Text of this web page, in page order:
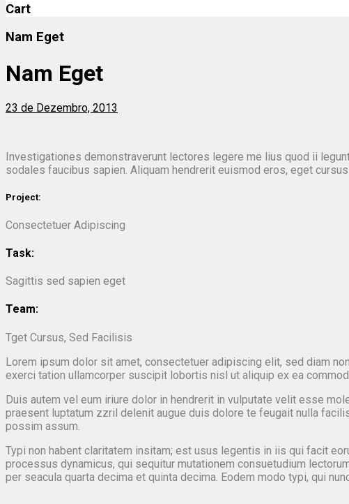
Cart
Nam Eget
Nam Eget
23 de Dezembro, 2013
Investigationes demonstraverunt lectores legere me lius quod ii
sodales faucibus sapien. Aliquam hendrerit euismod eros, eget
Project:
Consectetuer Adipiscing
Task:
Sagittis sed sapien eget
Team:
Tget Cursus, Sed Facilisis
Lorem ipsum dolor sit amet, consectetuer adipiscing elit, sed diam
exerci tation ullamcorper suscipit lobortis nisl ut aliquip ex ea
Duis autem vel eum iriure dolor in hendrerit in vulputate velit esse
praesent luptatum zzril delenit augue duis dolore te feugait nulla
possim assum.
Typi non habent claritatem insitam; est usus legentis in iis qui facit
processus dynamicus, qui sequitur mutationem consuetudium
per seacula quarta decima et quinta decima. Eodem modo typi, qui